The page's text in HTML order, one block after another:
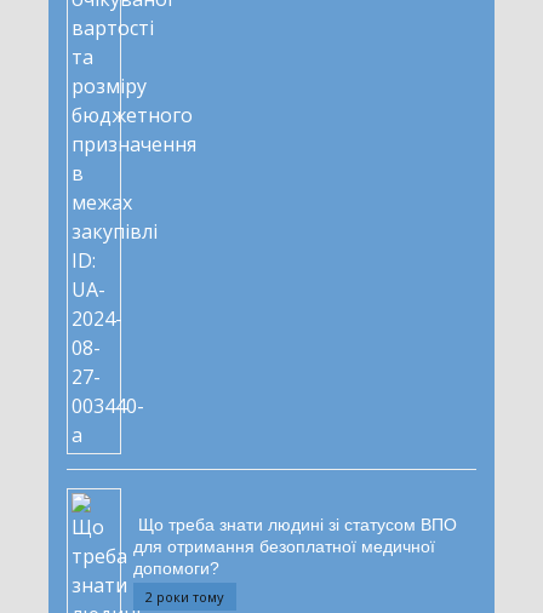
Що треба знати людині зі статусом ВПО
для отримання безоплатної медичної
допомоги?
2 роки тому